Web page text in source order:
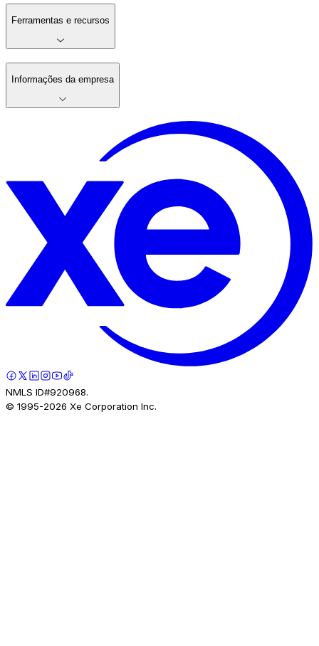
Ferramentas e recursos
Informações da empresa
NMLS ID#920968.
© 1995-2026 Xe Corporation Inc.